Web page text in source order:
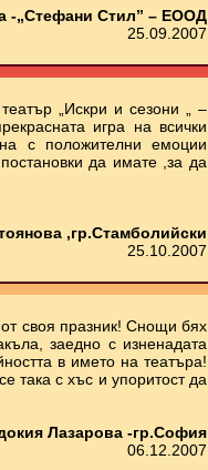
-„Стефани Стил” – ЕООД
25.09.2007
„Искри и сезони „ –
игра на всички
с положителни емоции
да имате ,за да
,гр.Стамболийски
25.10.2007
своя празник! Снощи бях
заедно с изненадата
в името на театъра!
така с хъс и упоритост да
Лазарова -гр.София
06.12.2007